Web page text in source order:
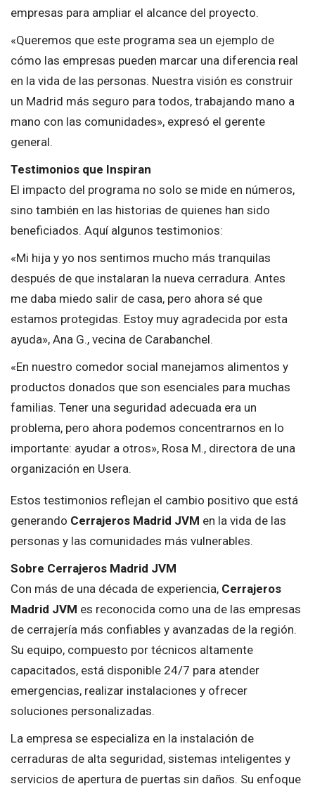
empresas para ampliar el alcance del proyecto.
«Queremos que este programa sea un ejemplo de
cómo las empresas pueden marcar una diferencia real
en la vida de las personas. Nuestra visión es construir
un Madrid más seguro para todos, trabajando mano a
mano con las comunidades», expresó el gerente
general.
Testimonios que Inspiran
El impacto del programa no solo se mide en números,
sino también en las historias de quienes han sido
beneficiados. Aquí algunos testimonios:
«Mi hija y yo nos sentimos mucho más tranquilas
después de que instalaran la nueva cerradura. Antes
me daba miedo salir de casa, pero ahora sé que
estamos protegidas. Estoy muy agradecida por esta
ayuda», Ana G., vecina de Carabanchel.
«En nuestro comedor social manejamos alimentos y
productos donados que son esenciales para muchas
familias. Tener una seguridad adecuada era un
problema, pero ahora podemos concentrarnos en lo
importante: ayudar a otros», Rosa M., directora de una
organización en Usera.
Estos testimonios reflejan el cambio positivo que está
generando Cerrajeros Madrid JVM en la vida de las
personas y las comunidades más vulnerables.
Sobre Cerrajeros Madrid JVM
Con más de una década de experiencia, Cerrajeros
Madrid JVM es reconocida como una de las empresas
de cerrajería más confiables y avanzadas de la región.
Su equipo, compuesto por técnicos altamente
capacitados, está disponible 24/7 para atender
emergencias, realizar instalaciones y ofrecer
soluciones personalizadas.
La empresa se especializa en la instalación de
cerraduras de alta seguridad, sistemas inteligentes y
servicios de apertura de puertas sin daños. Su enfoque